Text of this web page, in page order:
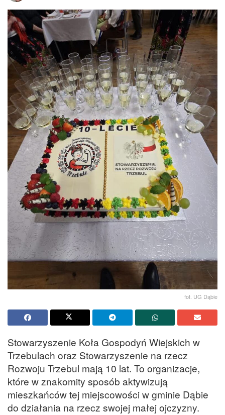
fot. UG Dąbie
Stowarzyszenie Koła Gospodyń Wiejskich w
Trzebulach oraz Stowarzyszenie na rzecz
Rozwoju Trzebul mają 10 lat. To organizacje,
które w znakomity sposób aktywizują
mieszkańców tej miejscowości w gminie Dąbie
do działania na rzecz swojej małej ojczyzny.